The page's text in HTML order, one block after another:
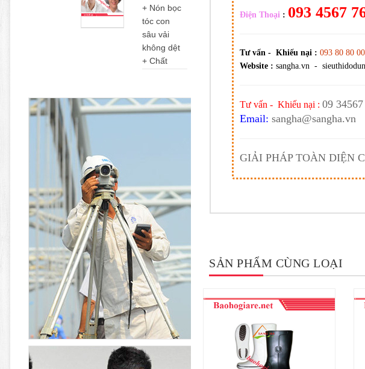
+ Nón bọc
tóc con
sâu vải
không dệt
+ Chất
Điện Thoại : 093 4567
Tư vấn - Khiếu nại : 093 80 80
Website : sangha.vn -
Tư vấn - Khiếu nại : 09
Email: sangha@sangha.vn
GIẢI PHÁP TOÀN DIỆN
SẢN PHẨM CÙNG LOẠI